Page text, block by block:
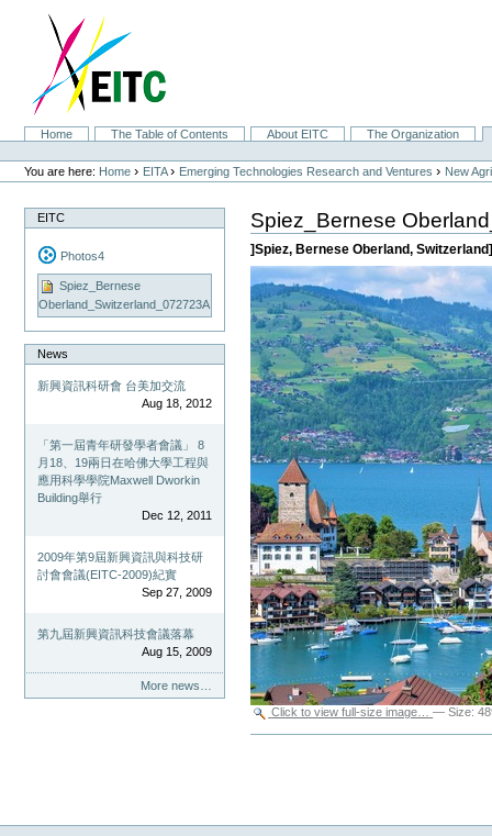
navigation
SectionsHome The Table of Contents About EITC
The Organization
Personal
tools
You are here: Home › EITA › Emerging Technologies Research and Ventures › New
EITC
Photos4
Spiez_Bernese
Oberland_Switzerland_072723A
News
新興資訊科研會 台美加交流
Aug 18, 2012
「第一屆青年研發學者會議」 8
月18、19兩日在哈佛大學工程與
應用科學學院Maxwell Dworkin
Building舉行
Dec 12, 2011
2009年第9屆新興資訊與科技研
討會會議(EITC-2009)紀實
Sep 27, 2009
第九屆新興資訊科技會議落幕
Aug 15, 2009
More news…
Spiez_Bernese
]Spiez, Bernese Oberland,
Click to view full-size image… —Size: